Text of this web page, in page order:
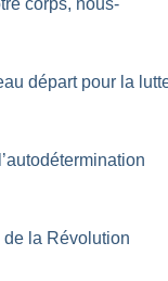
corps, nous-
départ pour la
de la Révolution